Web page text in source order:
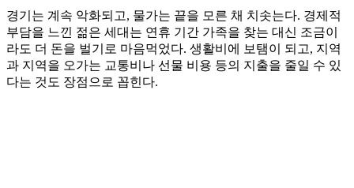
경기는 계속 악화되고, 물가는 끝을 모른 채 치솟는다. 경제적
부담을 느낀 젊은 세대는 연휴 기간 가족을 찾는 대신 조금이
라도 더 돈을 벌기로 마음먹었다. 생활비에 보탬이 되고, 지역
과 지역을 오가는 교통비나 선물 비용 등의 지출을 줄일 수 있
다는 것도 장점으로 꼽힌다.